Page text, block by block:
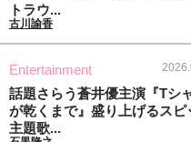
トラウ...
古川諭香
Entertainment
話題さらう蒼井優主演『Tシ
が乾くまで』盛り上げるスピ
主題歌...